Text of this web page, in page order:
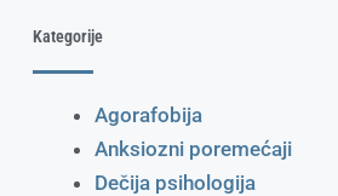
Kategorije
Agorafobija
Anksiozni poremećaji
Dečija psihologija